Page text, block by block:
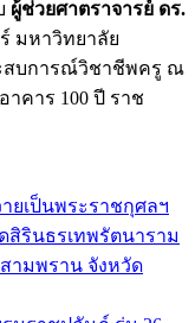
ผู้ช่วยศาตราจารย์ ดร.
มหาวิทยาลัย
สบการณ์วิชาชีพครู ณ
คาร 100 ปี ราช
ยเป็นพระราชกุศลฯ
รินธรเทพรัตนาราม
ามพราน จังหวัด